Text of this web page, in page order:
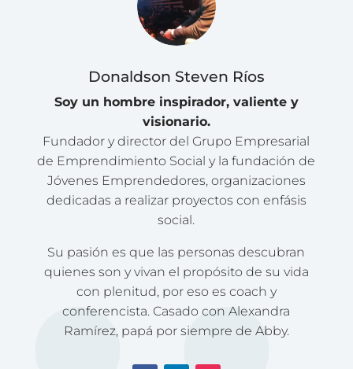
Donaldson Steven Ríos
Soy un hombre inspirador, valiente y
visionario.
Fundador y director del Grupo Empresarial
de Emprendimiento Social y la fundación de
Jóvenes Emprendedores, organizaciones
dedicadas a realizar proyectos con enfásis
social.
Su pasión es que las personas descubran
quienes son y vivan el propósito de su vida
con plenitud, por eso es coach y
conferencista. Casado con Alexandra
Ramírez, papá por siempre de Abby.